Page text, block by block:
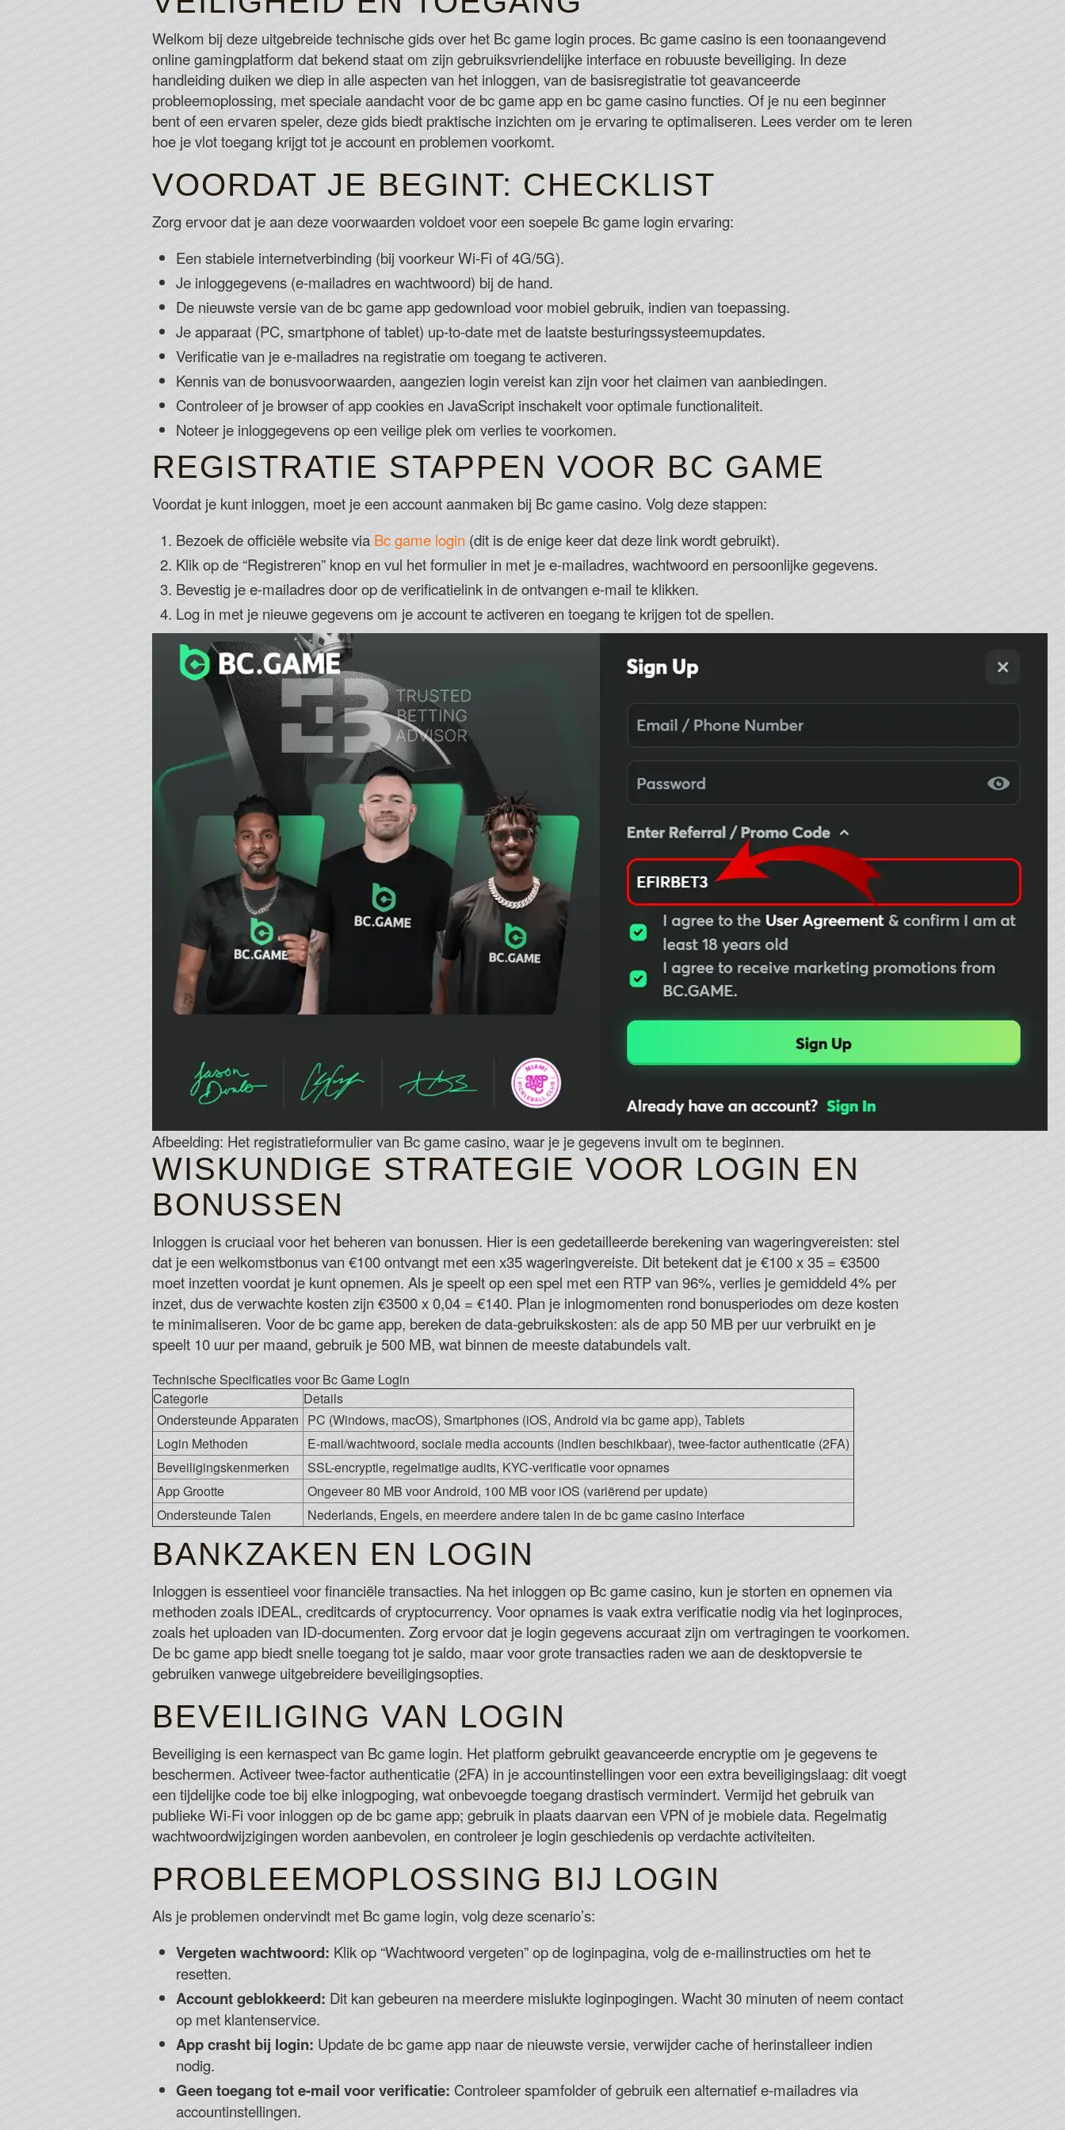
SLOT MACHINES PLAY FOR FREE
Bet365 American Roulette Hints
Although, in the surprising event of a win for Hellas Verona, you might just win a large sum of
money in one go.
Online Casino Hull
We highly encourage you to check out our detailed review and pros and cons of playing at
PlayOLG versus playing at other online casinos.
Wager Free Casino Bonus
Welkom bij deze uitgebreide technische gids over het Bc game login proces. Bc game casino is een toonaangevend
online gamingplatform dat bekend staat om zijn gebruiksvriendelijke interface en robuuste beveiliging. In deze
handleiding duiken we diep in alle aspecten van het inloggen, van de basisregistratie tot geavanceerde
probleemoplossing, met speciale aandacht voor de bc game app en bc game casino functies. Of je nu een beginner
bent of een ervaren speler, deze gids biedt praktische inzichten om je ervaring te optimaliseren. Lees verder om te leren
hoe je vlot toegang krijgt tot je account en problemen voorkomt.
VOORDAT JE BEGINT: CHECKLIST
Zorg ervoor dat je aan deze voorwaarden voldoet voor een soepele Bc game login ervaring:
Een stabiele internetverbinding (bij voorkeur Wi-Fi of 4G/5G).
Je inloggegevens (e-mailadres en wachtwoord) bij de hand.
De nieuwste versie van de bc game app gedownload voor mobiel gebruik, indien van toepassing.
Je apparaat (PC, smartphone of tablet) up-to-date met de laatste besturingssysteemupdates.
Verificatie van je e-mailadres na registratie om toegang te activeren.
Kennis van de bonusvoorwaarden, aangezien login vereist kan zijn voor het claimen van aanbiedingen.
Controleer of je browser of app cookies en JavaScript inschakelt voor optimale functionaliteit.
Noteer je inloggegevens op een veilige plek om verlies te voorkomen.
REGISTRATIE STAPPEN VOOR BC GAME
Voordat je kunt inloggen, moet je een account aanmaken bij Bc game casino. Volg deze stappen:
Bezoek de officiële website via Bc game login (dit is de enige keer dat deze link wordt gebruikt).
Klik op de “Registreren” knop en vul het formulier in met je e-mailadres, wachtwoord en persoonlijke gegevens.
Bevestig je e-mailadres door op de verificatielink in de ontvangen e-mail te klikken.
Log in met je nieuwe gegevens om je account te activeren en toegang te krijgen tot de spellen.
Afbeelding: Het registratieformulier van Bc game casino, waar je je gegevens invult om te beginnen.
WISKUNDIGE STRATEGIE VOOR LOGIN EN
BONUSSEN
Inloggen is cruciaal voor het beheren van bonussen. Hier is een gedetailleerde berekening van wageringvereisten: stel
dat je een welkomstbonus van €100 ontvangt met een x35 wageringvereiste. Dit betekent dat je €100 x 35 = €3500
moet inzetten voordat je kunt opnemen. Als je speelt op een spel met een RTP van 96%, verlies je gemiddeld 4% per
inzet, dus de verwachte kosten zijn €3500 x 0,04 = €140. Plan je inlogmomenten rond bonusperiodes om deze kosten
te minimaliseren. Voor de bc game app, bereken de data-gebruikskosten: als de app 50 MB per uur verbruikt en je
speelt 10 uur per maand, gebruik je 500 MB, wat binnen de meeste databundels valt.
Technische Specificaties voor Bc Game Login
Categorie
Details
Ondersteunde Apparaten PC (Windows, macOS), Smartphones (iOS, Android via bc game app), Tablets
Login Methoden
E-mail/wachtwoord, sociale media accounts (indien beschikbaar), twee-factor authenticatie (2FA)
Beveiligingskenmerken
SSL-encryptie, regelmatige audits, KYC-verificatie voor opnames
App Grootte
Ongeveer 80 MB voor Android, 100 MB voor iOS (variërend per update)
Ondersteunde Talen
Nederlands, Engels, en meerdere andere talen in de bc game casino interface
BANKZAKEN EN LOGIN
Inloggen is essentieel voor financiële transacties. Na het inloggen op Bc game casino, kun je storten en opnemen via
methoden zoals iDEAL, creditcards of cryptocurrency. Voor opnames is vaak extra verificatie nodig via het loginproces,
zoals het uploaden van ID-documenten. Zorg ervoor dat je login gegevens accuraat zijn om vertragingen te voorkomen.
De bc game app biedt snelle toegang tot je saldo, maar voor grote transacties raden we aan de desktopversie te
gebruiken vanwege uitgebreidere beveiligingsopties.
BEVEILIGING VAN LOGIN
Beveiliging is een kernaspect van Bc game login. Het platform gebruikt geavanceerde encryptie om je gegevens te
beschermen. Activeer twee-factor authenticatie (2FA) in je accountinstellingen voor een extra beveiligingslaag: dit voegt
een tijdelijke code toe bij elke inlogpoging, wat onbevoegde toegang drastisch vermindert. Vermijd het gebruik van
publieke Wi-Fi voor inloggen op de bc game app; gebruik in plaats daarvan een VPN of je mobiele data. Regelmatig
wachtwoordwijzigingen worden aanbevolen, en controleer je login geschiedenis op verdachte activiteiten.
PROBLEEMOPLOSSING BIJ LOGIN
Als je problemen ondervindt met Bc game login, volg deze scenario’s:
Vergeten wachtwoord: Klik op “Wachtwoord vergeten” op de loginpagina, volg de e-mailinstructies om het te
resetten.
Account geblokkeerd: Dit kan gebeuren na meerdere mislukte loginpogingen. Wacht 30 minuten of neem contact
op met klantenservice.
App crasht bij login: Update de bc game app naar de nieuwste versie, verwijder cache of herinstalleer indien
nodig.
Geen toegang tot e-mail voor verificatie: Controleer spamfolder of gebruik een alternatief e-mailadres via
accountinstellingen.